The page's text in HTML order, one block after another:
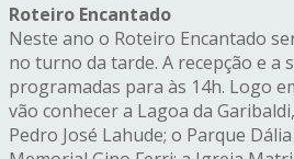
Roteiro Encantado
Neste ano o Roteiro Encantado
no turno da tarde. A recepção e a
programadas para às 14h. Logo
vão conhecer a Lagoa da
Pedro José Lahude; o Parque